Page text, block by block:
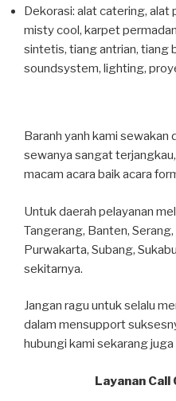
Dekorasi: alat catering, alat
misty cool, karpet
sintetis, tiang antrian, tiang
soundsystem, lighting,
Baranh yanh kami
sewanya sangat
macam acara baik acara
Untuk daerah pelayanan
Tangerang, Banten,
Purwakarta, Subang,
sekitarnya.
Jangan ragu untuk selalu
dalam mensupport
hubungi kami sekarang juga
Layanan